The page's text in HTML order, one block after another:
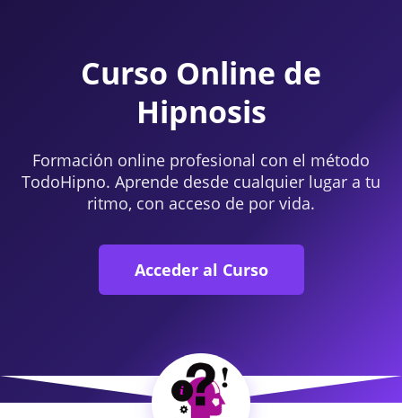
Curso Online de
Hipnosis
Formación online profesional con el método
TodoHipno. Aprende desde cualquier lugar a tu
ritmo, con acceso de por vida.
Acceder al Curso